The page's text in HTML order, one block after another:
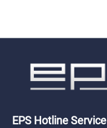
EPS Hotline Service